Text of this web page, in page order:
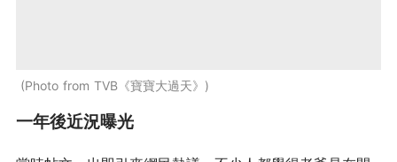
Photo from TVB《寶寶大過天》
一年後近況曝光